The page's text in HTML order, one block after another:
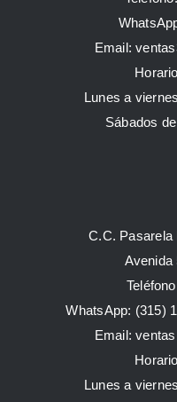
Email:
Lunes a
Sábados
C.C. Pasarela
Avenida
WhatsApp: (315)
Email:
Lunes a